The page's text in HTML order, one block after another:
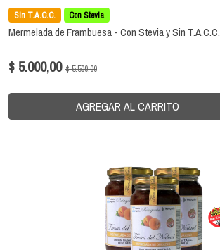
Sin T.A.C.C. Con Stevia
Mermelada de Frambuesa - Con Stevia y Sin T.A.C.C.
$ 5.000,00 $ 5.500,00
AGREGAR AL CARRITO